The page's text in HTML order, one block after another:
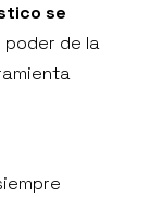
se
poder de la